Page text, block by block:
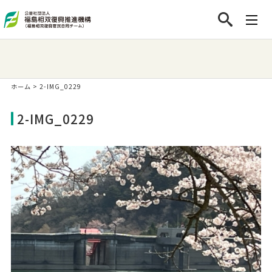
ホーム > 2-IMG_0229
2-IMG_0229